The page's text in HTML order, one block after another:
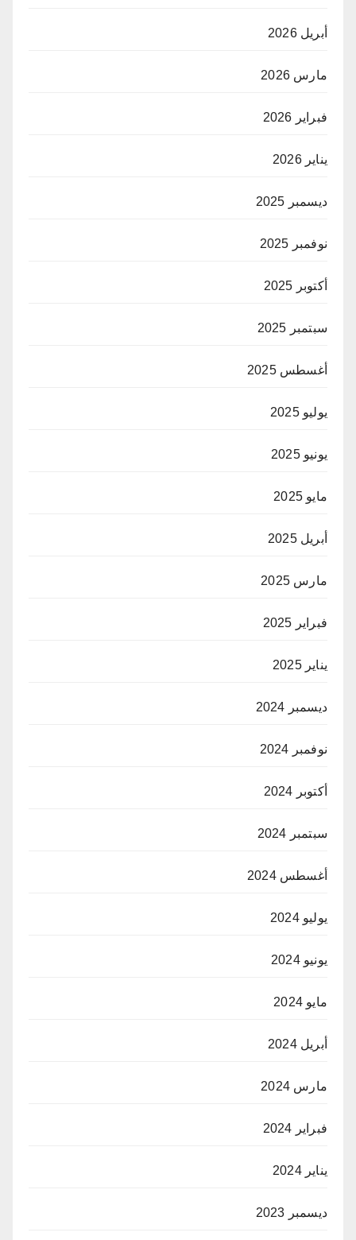
أبريل 2026
مارس 2026
فبراير 2026
يناير 2026
ديسمبر 2025
نوفمبر 2025
أكتوبر 2025
سبتمبر 2025
أغسطس 2025
يوليو 2025
يونيو 2025
مايو 2025
أبريل 2025
مارس 2025
فبراير 2025
يناير 2025
ديسمبر 2024
نوفمبر 2024
أكتوبر 2024
سبتمبر 2024
أغسطس 2024
يوليو 2024
يونيو 2024
مايو 2024
أبريل 2024
مارس 2024
فبراير 2024
يناير 2024
ديسمبر 2023